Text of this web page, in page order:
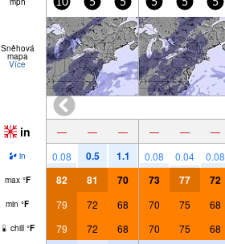
10 5 5 5 5 5
Sněhová
mapa
Více
in — — — — — —
in 0.08 0.5 1.1 0.08 0.04 0.08
max °F 82 81 70 73 77 72
min °F 79 72 68 70 75 68
chill °F 79 72 68 70 75 68